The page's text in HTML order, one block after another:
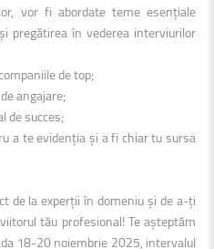
vor fi abordate teme esențiale
pregătirea în vederea interviurilor
de top;
angajare;
de succes;
a te evidenția și a fi chiar tu sursa
de la experții în domeniu și de a-ți
tău profesional! Te așteptăm
18-20 noiembrie 2025, intervalul